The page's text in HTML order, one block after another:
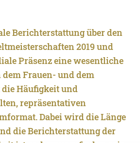
Berichterstattung über den
2019 und
Präsenz eine wesentliche
Frauen- und dem
Häufigkeit und
repräsentativen
Dabei wird die Länge
die Berichterstattung der